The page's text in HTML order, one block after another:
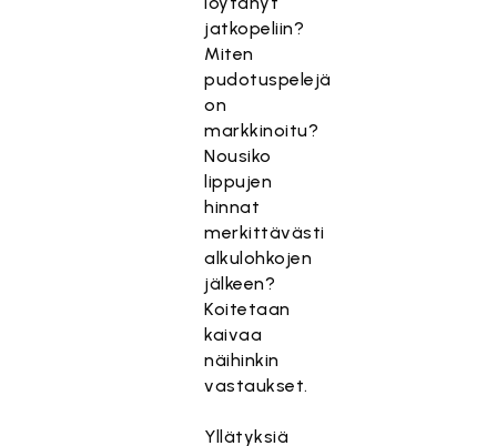
jatkopeliin?
Miten
pudotuspelejä
on
markkinoitu?
Nousiko
lippujen
hinnat
merkittävästi
alkulohkojen
jälkeen?
Koitetaan
kaivaa
näihinkin
vastaukset.
Yllätyksiä